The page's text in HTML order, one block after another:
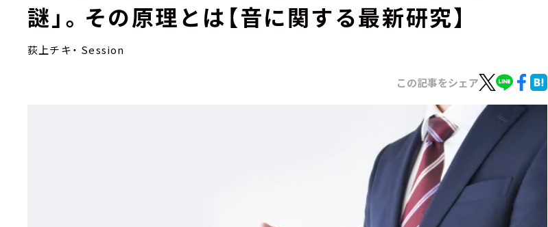
謎」。その原理とは【音に関する最新研究】
荻上チキ・ Session
この記事をシェア